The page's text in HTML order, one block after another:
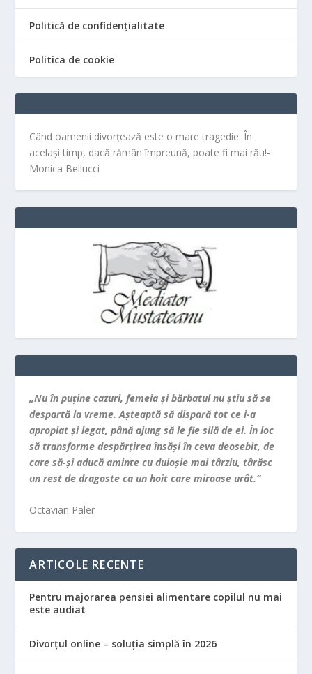
Politică de confidențialitate
Politica de cookie
Când oamenii divorțează este o mare tragedie. În
același timp, dacă rămân împreună, poate fi mai rău!-
Monica Bellucci
„Nu în puţine cazuri, femeia şi bărbatul nu ştiu să se
despartă la vreme. Aşteaptă să dispară tot ce i-a
apropiat şi legat, până ajung să le fie silă de ei. În loc
să transforme despărţirea însăşi în ceva deosebit, de
care să-şi aducă aminte cu duioşie mai târziu, târăsc
un rest de dragoste ca un hoit care miroase urât.”
Octavian Paler
ARTICOLE RECENTE
Pentru majorarea pensiei alimentare copilul nu mai
este audiat
Divorțul online – soluția simplă în 2026